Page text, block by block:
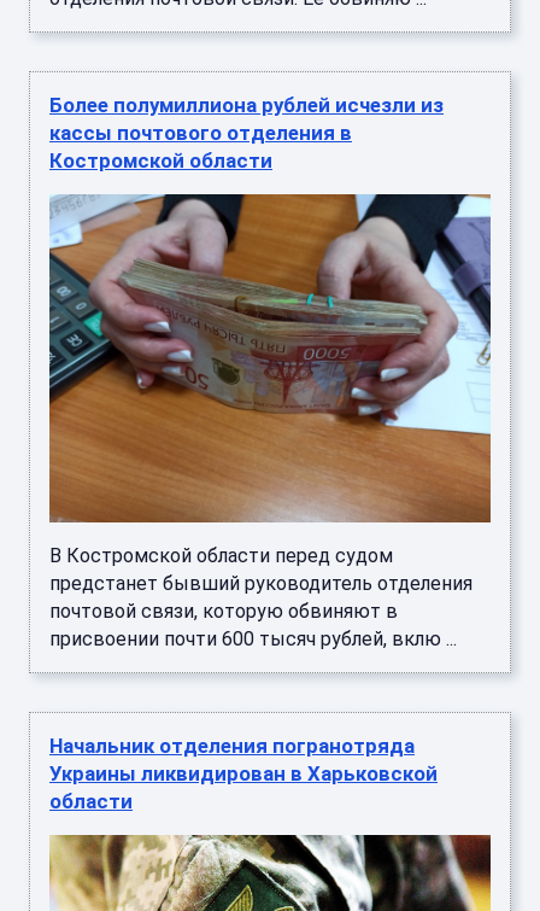
Более полумиллиона рублей исчезли из
кассы почтового отделения в
Костромской области
В Костромской области перед судом
предстанет бывший руководитель отделения
почтовой связи, которую обвиняют в
присвоении почти 600 тысяч рублей, вклю ...
Начальник отделения погранотряда
Украины ликвидирован в Харьковской
области